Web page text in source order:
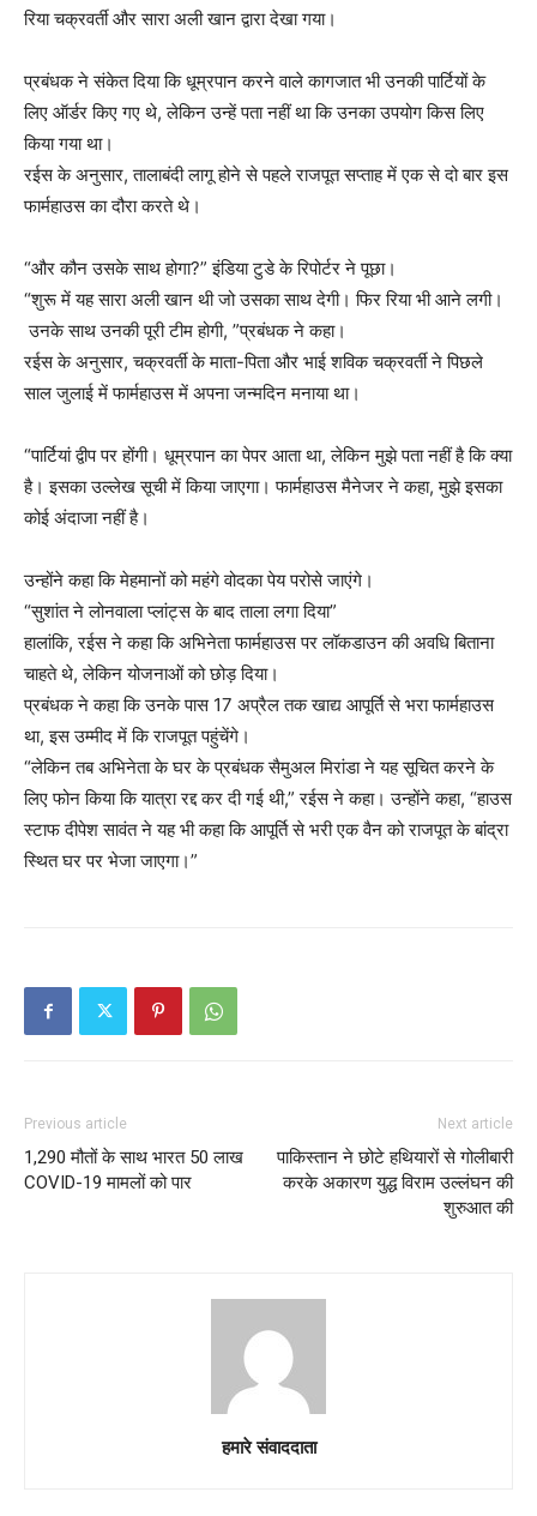
रिया चक्रवर्ती और सारा अली खान द्वारा देखा गया।
प्रबंधक ने संकेत दिया कि धूम्रपान करने वाले कागजात भी उनकी पार्टियों के
लिए ऑर्डर किए गए थे, लेकिन उन्हें पता नहीं था कि उनका उपयोग किस लिए
किया गया था।
रईस के अनुसार, तालाबंदी लागू होने से पहले राजपूत सप्ताह में एक से दो बार इस
फार्महाउस का दौरा करते थे।
“और कौन उसके साथ होगा?” इंडिया टुडे के रिपोर्टर ने पूछा।
“शुरू में यह सारा अली खान थी जो उसका साथ देगी। फिर रिया भी आने लगी।
उनके साथ उनकी पूरी टीम होगी, ”प्रबंधक ने कहा।
रईस के अनुसार, चक्रवर्ती के माता-पिता और भाई शविक चक्रवर्ती ने पिछले
साल जुलाई में फार्महाउस में अपना जन्मदिन मनाया था।
“पार्टियां द्वीप पर होंगी। धूम्रपान का पेपर आता था, लेकिन मुझे पता नहीं है कि क्या
है। इसका उल्लेख सूची में किया जाएगा। फार्महाउस मैनेजर ने कहा, मुझे इसका
कोई अंदाजा नहीं है।
उन्होंने कहा कि मेहमानों को महंगे वोदका पेय परोसे जाएंगे।
“सुशांत ने लोनवाला प्लांट्स के बाद ताला लगा दिया”
हालांकि, रईस ने कहा कि अभिनेता फार्महाउस पर लॉकडाउन की अवधि बिताना
चाहते थे, लेकिन योजनाओं को छोड़ दिया।
प्रबंधक ने कहा कि उनके पास 17 अप्रैल तक खाद्य आपूर्ति से भरा फार्महाउस
था, इस उम्मीद में कि राजपूत पहुंचेंगे।
“लेकिन तब अभिनेता के घर के प्रबंधक सैमुअल मिरांडा ने यह सूचित करने के
लिए फोन किया कि यात्रा रद्द कर दी गई थी,” रईस ने कहा। उन्होंने कहा, “हाउस
स्टाफ दीपेश सावंत ने यह भी कहा कि आपूर्ति से भरी एक वैन को राजपूत के बांद्रा
स्थित घर पर भेजा जाएगा।”
Previous article
1,290 मौतों के साथ भारत 50 लाख
COVID-19 मामलों को पार
Next article
पाकिस्तान ने छोटे हथियारों से गोलीबारी
करके अकारण युद्ध विराम उल्लंघन की
शुरुआत की
हमारे संवाददाता